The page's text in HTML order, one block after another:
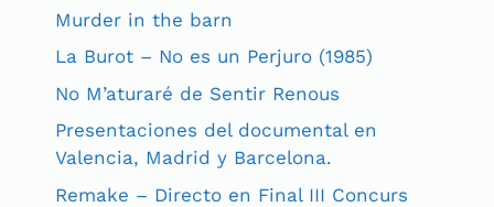
Murder in the barn
La Burot – No es un Perjuro (1985)
No M’aturaré de Sentir Renous
Presentaciones del documental en
Valencia, Madrid y Barcelona.
Remake – Directo en Final III Concurs